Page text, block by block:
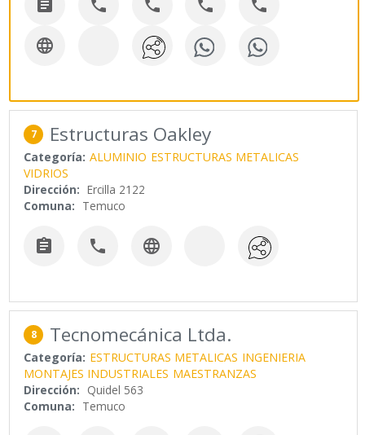
    

7 Estructuras Oakley
Categoría: ALUMINIO ESTRUCTURAS METALICAS
VIDRIOS
Dirección: Ercilla 2122
Comuna: Temuco
  
8 Tecnomecánica Ltda.
Categoría: ESTRUCTURAS METALICAS INGENIERIA
MONTAJES INDUSTRIALES MAESTRANZAS
Dirección: Quidel 563
Comuna: Temuco